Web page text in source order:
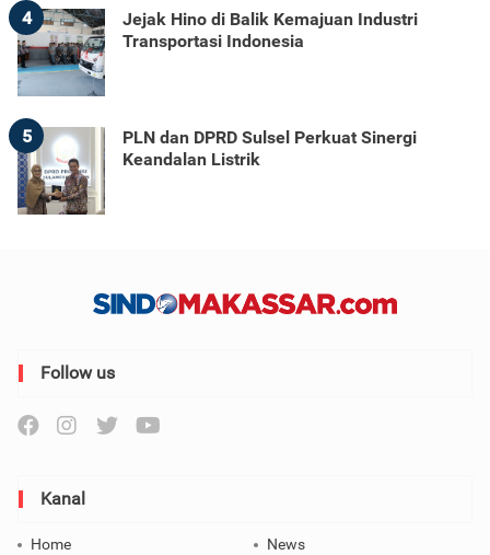
4
Jejak Hino di Balik Kemajuan Industri
Transportasi Indonesia
5
PLN dan DPRD Sulsel Perkuat Sinergi
Keandalan Listrik
Follow us
Kanal
Home News